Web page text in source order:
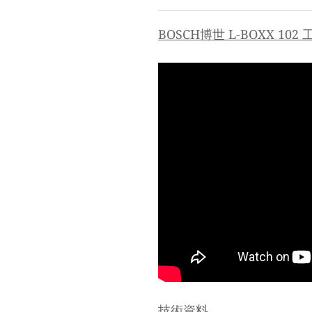
BOSCH博世 L-BOXX 102